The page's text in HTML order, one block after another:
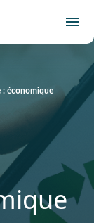
: économique